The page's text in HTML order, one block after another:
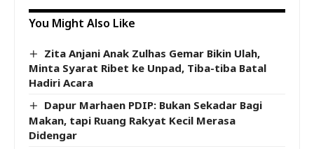
You Might Also Like
Zita Anjani Anak Zulhas Gemar Bikin Ulah,
Minta Syarat Ribet ke Unpad, Tiba-tiba Batal
Hadiri Acara
Dapur Marhaen PDIP: Bukan Sekadar Bagi
Makan, tapi Ruang Rakyat Kecil Merasa
Didengar